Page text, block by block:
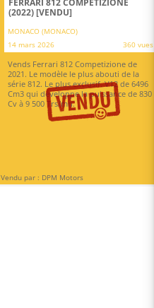
FERRARI 812 COMPETIZIONE
(2022)[VENDU]
MONACO (MONACO)
14 mars 2026
360 vues
Vends Ferrari 812 Competizione de
2021. Le modèle le plus abouti de la
série 812. Le plus exclusif. V12 de 6496
Cm3 qui développe la puissance de 830
Cv à 9 500 Trs/mn.
Vendu par : DPM Motors